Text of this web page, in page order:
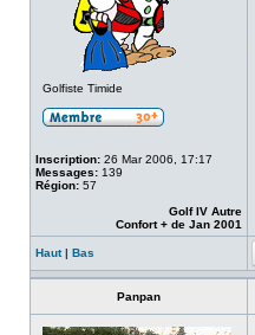
Golfiste Timide
Inscription: 26 Mar 2006, 17:17
Messages: 139
Région: 57
Golf IV Autre
Confort + de Jan 2001
Haut| Bas
Panpan